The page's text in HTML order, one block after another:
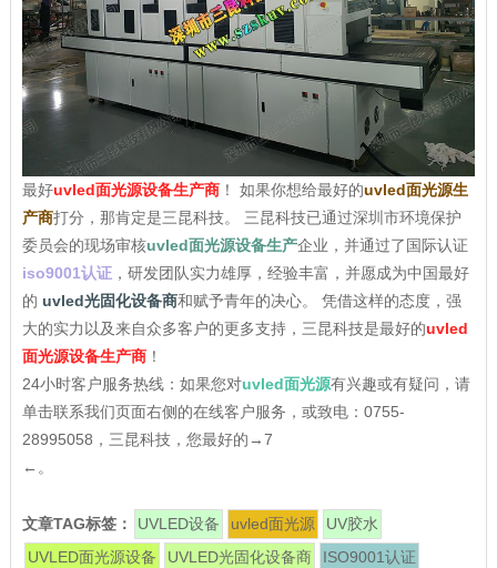
最好uvled面光源设备生产商！ 如果你想给最好的uvled面光源生
产商打分，那肯定是三昆科技。 三昆科技已通过深圳市环境保护
委员会的现场审核uvled面光源设备生产企业，并通过了国际认证
iso9001认证，研发团队实力雄厚，经验丰富，并愿成为中国最好
的 uvled光固化设备商和赋予青年的决心。 凭借这样的态度，强
大的实力以及来自众多客户的更多支持，三昆科技是最好的uvled
面光源设备生产商！
24小时客户服务热线：如果您对uvled面光源有兴趣或有疑问，请
单击联系我们页面右侧的在线客户服务，或致电：0755-
28995058，三昆科技，您最好的→7
←。
文章TAG标签： UVLED设备 uvled面光源
UV胶水
UVLED面光源设备
UVLED光固化设备商 ISO9001认证